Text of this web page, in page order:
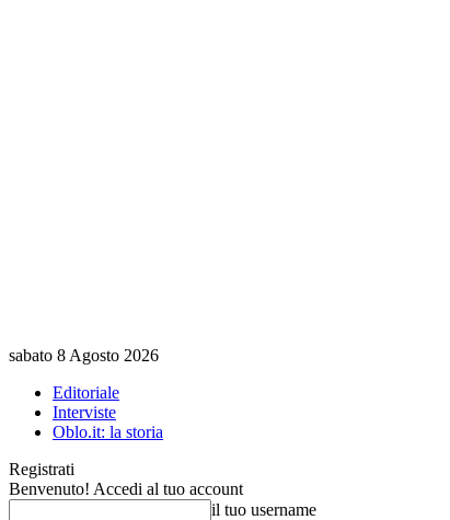
sabato 8 Agosto 2026
Editoriale
Interviste
Oblo.it: la storia
Registrati
Benvenuto! Accedi al tuo account
il tuo username